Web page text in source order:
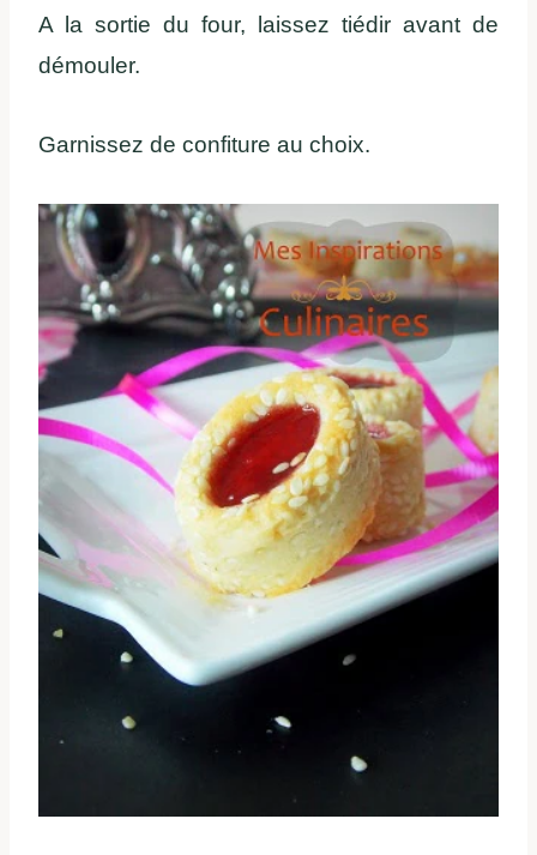
A la sortie du four, laissez tiédir avant de
démouler.
Garnissez de confiture au choix.